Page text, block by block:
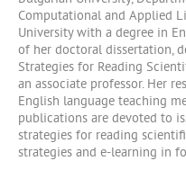
Computational and Applied
University with a degree in
of her doctoral dissertation,
Strategies for Reading
an associate professor. Her
English language teaching
publications are devoted to
strategies for reading
strategies and e-learning in